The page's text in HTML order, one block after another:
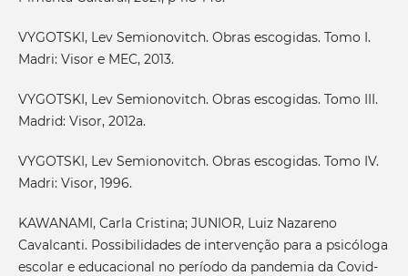
VYGOTSKI, Lev Semionovitch. Obras escogidas. Tomo I.
Madri: Visor e MEC, 2013.
VYGOTSKI, Lev Semionovitch. Obras escogidas. Tomo III.
Madrid: Visor, 2012a.
VYGOTSKI, Lev Semionovitch. Obras escogidas. Tomo IV.
Madri: Visor, 1996.
KAWANAMI, Carla Cristina; JUNIOR, Luiz Nazareno
Cavalcanti. Possibilidades de intervenção para a psicóloga
escolar e educacional no período da pandemia da Covid-